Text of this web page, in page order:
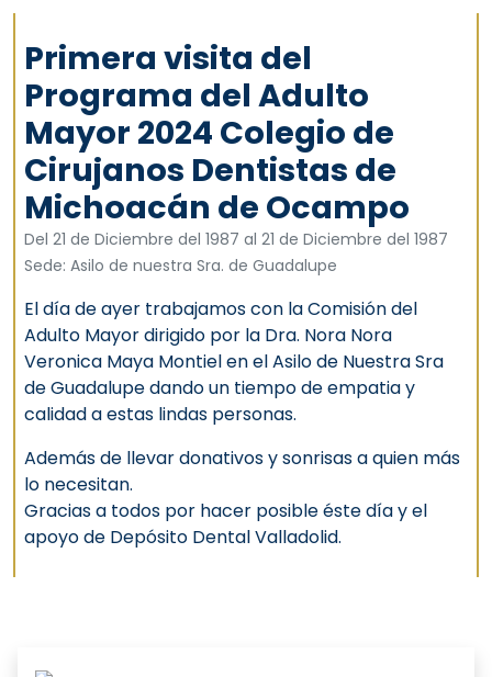
Primera visita del
Programa del Adulto
Mayor 2024 Colegio de
Cirujanos Dentistas de
Michoacán de Ocampo
Del 21 de Diciembre del 1987 al 21 de Diciembre del 1987
Sede: Asilo de nuestra Sra. de Guadalupe
El día de ayer trabajamos con la Comisión del
Adulto Mayor dirigido por la Dra. Nora Nora
Veronica Maya Montiel en el Asilo de Nuestra Sra
de Guadalupe dando un tiempo de empatia y
calidad a estas lindas personas.
Además de llevar donativos y sonrisas a quien más
lo necesitan.
Gracias a todos por hacer posible éste día y el
apoyo de Depósito Dental Valladolid.